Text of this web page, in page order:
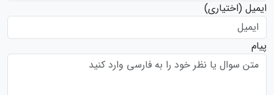
ایمیل (اختیاری)
پیام